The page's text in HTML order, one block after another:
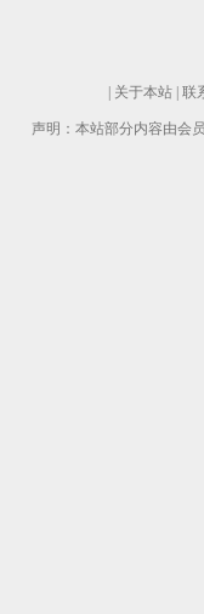
关于本站 联
声明：本站部分内容由会